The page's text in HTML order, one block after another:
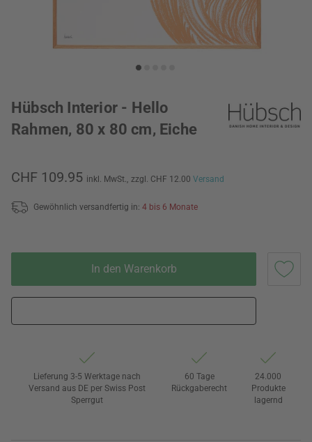
Hübsch Interior - Hello
Rahmen, 80 x 80 cm, Eiche
CHF 109.95 inkl. MwSt., zzgl. CHF 12.00 Versand
Gewöhnlich versandfertig in: 4 bis 6 Monate
In den Warenkorb
Lieferung 3-5 Werktage nach
Versand aus DE per Swiss Post
Sperrgut
60 Tage
Rückgaberecht
24.000
Produkte
lagernd